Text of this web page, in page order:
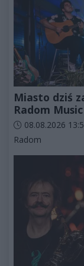
Miasto dziś
Radom
Data dodania
08.08.2026
Kategorie artykułu:
Radom